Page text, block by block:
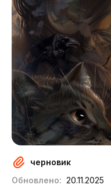
черновик
Обновлено: 20.11.2025